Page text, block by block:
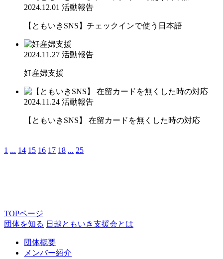
2024.12.01 活動報告
【ともいきSNS】チェックインで使う日本語
2024.11.27 活動報告
妊産婦支援
2024.11.24 活動報告
【ともいきSNS】 在留カードを無くした時の対応
1 ... 14 15 16 17 18 ... 25
TOPページ
団体を知る 日越ともいき支援会とは
団体概要
メンバー紹介